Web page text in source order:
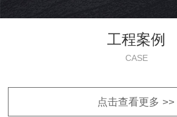
工程案例
CASE
点击查看更多 >>